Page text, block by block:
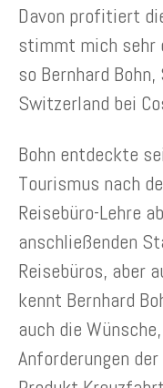
Davon profitiert
stimmt mich sehr
so Bernhard
Switzerland bei
Bohn entdeckte
Tourismus nach
Reisebüro-Lehre
anschließenden
Reisebüros, aber
kennt Bernhard
auch die
Anforderungen